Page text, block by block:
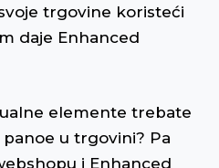
trgovine koristeći
daje Enhanced
elemente trebate
u trgovini? Pa
i Enhanced